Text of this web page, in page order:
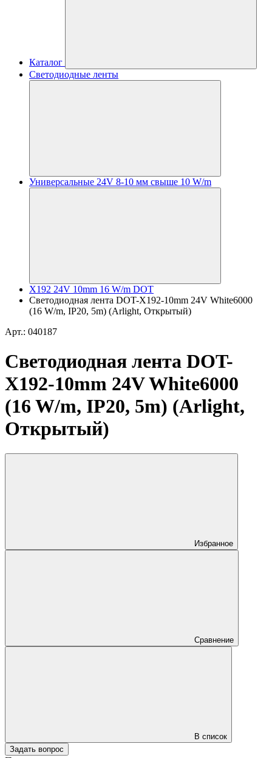
Каталог
Светодиодные ленты
Универсальные 24V 8-10 мм свыше 10 W/m
X192 24V 10mm 16 W/m DOT
Светодиодная лента DOT-X192-10mm 24V White6000
(16 W/m, IP20, 5m) (Arlight, Открытый)
Арт.: 040187
Светодиодная лента DOT-
X192-10mm 24V White6000
(16 W/m, IP20, 5m) (Arlight,
Открытый)
Избранное
Сравнение
В список
Задать вопрос